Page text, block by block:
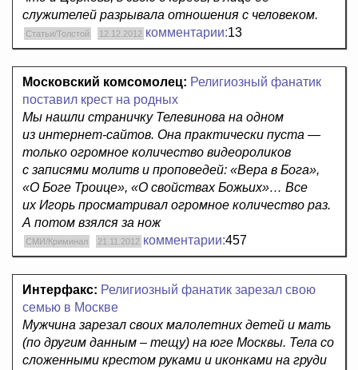
служителей разрывала отношения с человеком.
Статьи/Толстой 12.12.2012 комментарии:13
Московский комсомолец: Религиозный фанатик
поставил крест на родных
Мы нашли страничку Телевинова на одном
из интернет-сайтов. Она практически пуста —
только огромное количество видеороликов
с записями молитв и проповедей: «Вера в Бога»,
«О Боге Троице», «О свойствах Божьих»… Все
их Игорь просматривал огромное количество раз.
А потом взялся за нож
СМИ/Криминал 21.11.2012 комментарии:457
Интерфакс: Религиозный фанатик зарезал свою
семью в Москве
Мужчина зарезал своих малолетних детей и мать
(по другим данным – тещу) на юге Москвы. Тела со
сложенными крестом руками и иконками на груди